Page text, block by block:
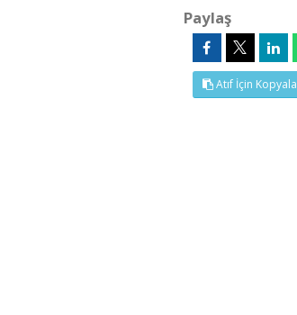
Paylaş
Atıf İçin Kopyala